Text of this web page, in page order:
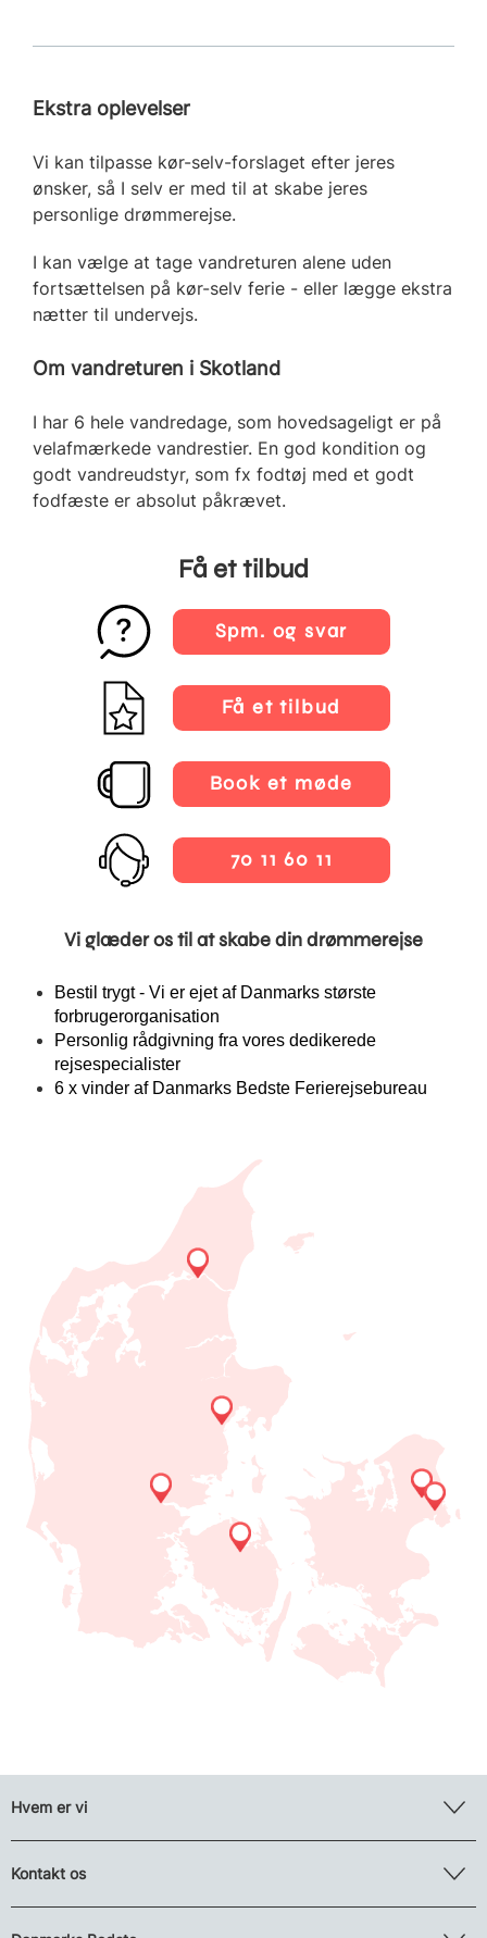
Ekstra oplevelser
Vi kan tilpasse kør-selv-forslaget efter jeres
ønsker, så I selv er med til at skabe jeres
personlige drømmerejse.
I kan vælge at tage vandreturen alene uden
fortsættelsen på kør-selv ferie - eller lægge ekstra
nætter til undervejs.
Om vandreturen i Skotland
I har 6 hele vandredage, som hovedsageligt er på
velafmærkede vandrestier. En god kondition og
godt vandreudstyr, som fx fodtøj med et godt
fodfæste er absolut påkrævet.
Få et tilbud
Spm. og svar
Få et tilbud
Book et møde
70 11 60 11
Vi glæder os til at skabe din drømmerejse
Bestil trygt - Vi er ejet af Danmarks største
forbrugerorganisation
Personlig rådgivning fra vores dedikerede
rejsespecialister
6 x vinder af Danmarks Bedste Ferierejsebureau
Hvem er vi
Kontakt os